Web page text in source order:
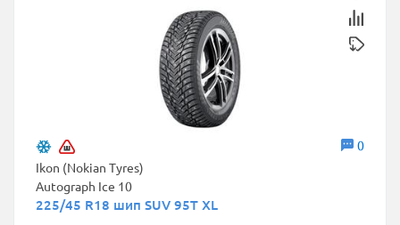
0
Ikon (Nokian Tyres)
Autograph Ice 10
225/45 R18 шип SUV 95T XL